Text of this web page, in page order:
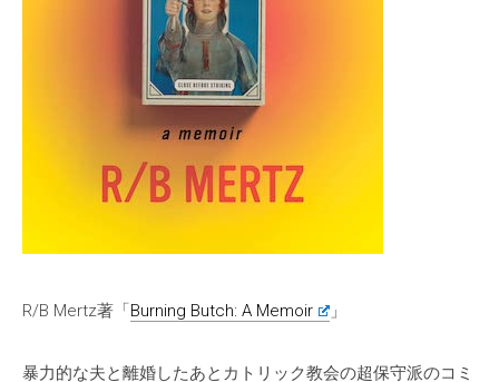
R/B Mertz著「Burning Butch: A Memoir 」
暴力的な夫と離婚したあとカトリック教会の超保守派のコミ